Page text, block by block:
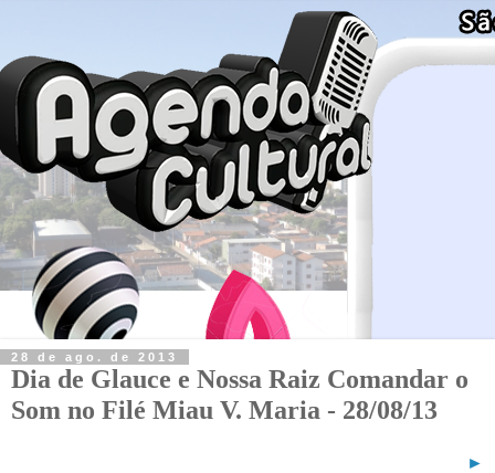
28 de ago. de 2013
Dia de Glauce e Nossa Raiz Comandar o
Som no Filé Miau V. Maria - 28/08/13
►